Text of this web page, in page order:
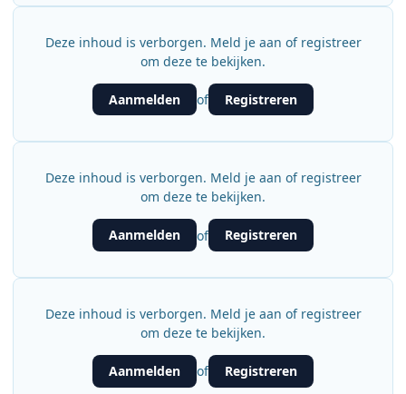
Deze inhoud is verborgen. Meld je aan of registreer
om deze te bekijken.
Aanmelden of Registreren
Deze inhoud is verborgen. Meld je aan of registreer
om deze te bekijken.
Aanmelden of Registreren
Deze inhoud is verborgen. Meld je aan of registreer
om deze te bekijken.
Aanmelden of Registreren